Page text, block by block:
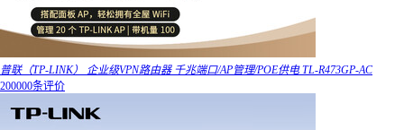
普联（TP-LINK） 企业级VPN路由器 千兆端口/AP管理/POE供电 TL-R473GP-AC
200000条评价